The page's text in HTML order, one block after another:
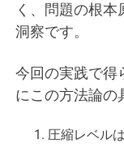
く、問題の根
洞察です。
今回の実践で得
にこの方法論の
圧縮レベル